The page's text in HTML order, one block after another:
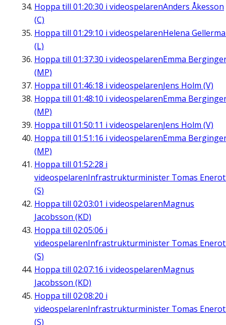
Hoppa till 01:20:30 i videospelarenAnders Åkesson
(C)
Hoppa till 01:29:10 i videospelarenHelena
(L)
Hoppa till 01:37:30 i videospelarenEmma
(MP)
Hoppa till 01:46:18 i videospelarenJens Holm (V)
Hoppa till 01:48:10 i videospelarenEmma
(MP)
Hoppa till 01:50:11 i videospelarenJens Holm (V)
Hoppa till 01:51:16 i videospelarenEmma
(MP)
Hoppa till 01:52:28 i
videospelarenInfrastrukturminister Tomas
(S)
Hoppa till 02:03:01 i videospelarenMagnus
Jacobsson (KD)
Hoppa till 02:05:06 i
videospelarenInfrastrukturminister Tomas
(S)
Hoppa till 02:07:16 i videospelarenMagnus
Jacobsson (KD)
Hoppa till 02:08:20 i
videospelarenInfrastrukturminister Tomas
(S)